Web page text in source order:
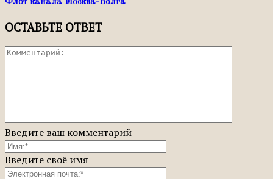
Флот канала Москва-Волга
ОСТАВЬТЕ ОТВЕТ
Введите ваш комментарий
Введите своё имя